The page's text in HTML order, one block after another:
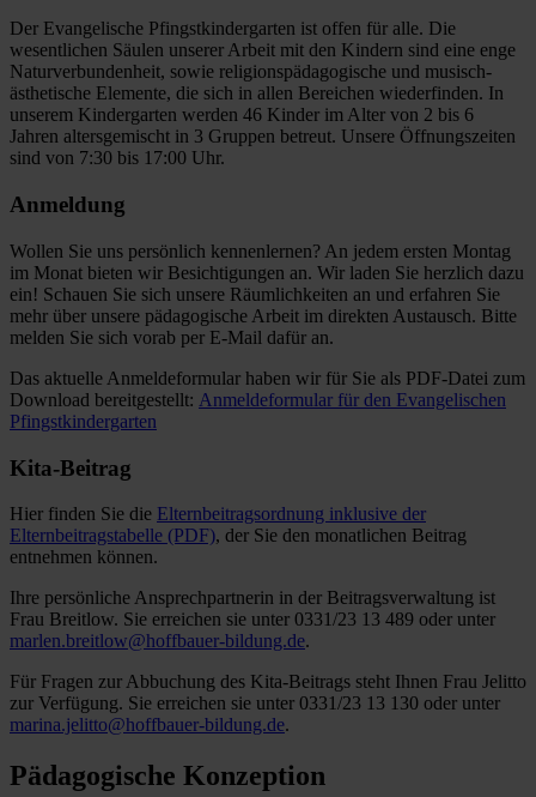
Der Evangelische Pfingstkindergarten ist offen für alle. Die
wesentlichen Säulen unserer Arbeit mit den Kindern sind eine enge
Naturverbundenheit, sowie religionspädagogische und musisch-
ästhetische Elemente, die sich in allen Bereichen wiederfinden. In
unserem Kindergarten werden 46 Kinder im Alter von 2 bis 6
Jahren altersgemischt in 3 Gruppen betreut. Unsere Öffnungszeiten
sind von 7:30 bis 17:00 Uhr.
Anmeldung
Wollen Sie uns persönlich kennenlernen? An jedem ersten Montag
im Monat bieten wir Besichtigungen an. Wir laden Sie herzlich dazu
ein! Schauen Sie sich unsere Räumlichkeiten an und erfahren Sie
mehr über unsere pädagogische Arbeit im direkten Austausch. Bitte
melden Sie sich vorab per E-Mail dafür an.
Das aktuelle Anmeldeformular haben wir für Sie als PDF-Datei zum
Download bereitgestellt: Anmeldeformular für den Evangelischen
Pfingstkindergarten
Kita-Beitrag
Hier finden Sie die Elternbeitragsordnung inklusive der
Elternbeitragstabelle (PDF), der Sie den monatlichen Beitrag
entnehmen können.
Ihre persönliche Ansprechpartnerin in der Beitragsverwaltung ist
Frau Breitlow. Sie erreichen sie unter 0331/23 13 489 oder unter
marlen.breitlow@hoffbauer-bildung.de.
Für Fragen zur Abbuchung des Kita-Beitrags steht Ihnen Frau Jelitto
zur Verfügung. Sie erreichen sie unter 0331/23 13 130 oder unter
marina.jelitto@hoffbauer-bildung.de.
Pädagogische Konzeption